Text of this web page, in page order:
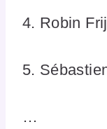
4. Robin
5.
…